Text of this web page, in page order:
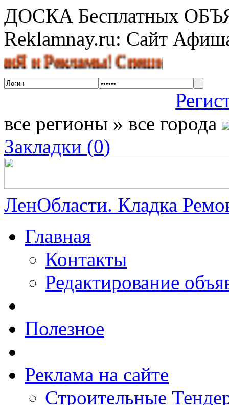
ДОСКА Бесплатных
Reklamnay.ru: Сайт
Рекламы! Спешите
все регионы » все города
Закладки (0)
ЛенОбласти. Кладка
Главная
Контакты
Редактирование
Полезное
Реклама на сайте
Строительные